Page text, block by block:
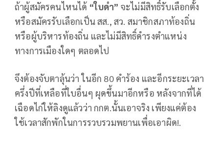
ถ้าผู้สมัครคนไหนได้ “ใบดำ” จะไม่มีสิทธิ์รับเลือกตั้ง
หรือสมัครรับเลือกเป็น สส., สว. สมาชิกสภาท้องถิ่น
หรือผู้บริหารท้องถิ่น และไม่มีสิทธิ์ดำรงตำแหน่ง
ทางการเมืองใดๆ ตลอดไป
จึงต้องจับตาลุ้นว่า ในอีก 80 คำร้อง และอีกระยะเวลา
ครึ่งปีที่เหลือที่ใบอื่นๆ ผุดขึ้นมาอีกหรือ หลังจากที่ได้
เฉือดไก่ให้ลิงดูแล้วว่า กกต.นั้นเอาจริง เพียงแค่ต้อง
ใช้เวลาสักพักในการรวบรวมพยานเพื่อเอาผิด!.